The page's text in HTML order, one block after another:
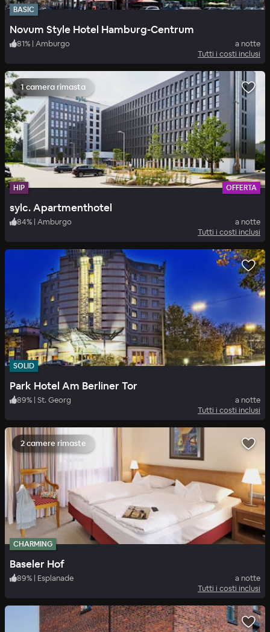
BASIC
Novum Style Hotel Hamburg-Centrum
81% | Amburgo
a notte
Tutti i costi inclusi
1 camera rimasta
HIP OFFERTA
sylc. Apartmenthotel
84% | Amburgo
a notte
Tutti i costi inclusi
SOLID
Park Hotel Am Berliner Tor
89% | St. Georg
a notte
Tutti i costi inclusi
2 camere rimaste
CHARMING
Baseler Hof
89% | Esplanade
a notte
Tutti i costi inclusi